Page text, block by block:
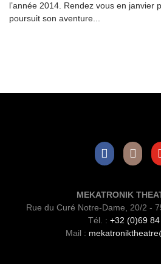
l’année 2014. Rendez vous en janvier
poursuit son aventure...
MEKATRONIK
Rue du Curé Notre-Dame, 20/2 -
Tél. : +32 (0)69
Mail :